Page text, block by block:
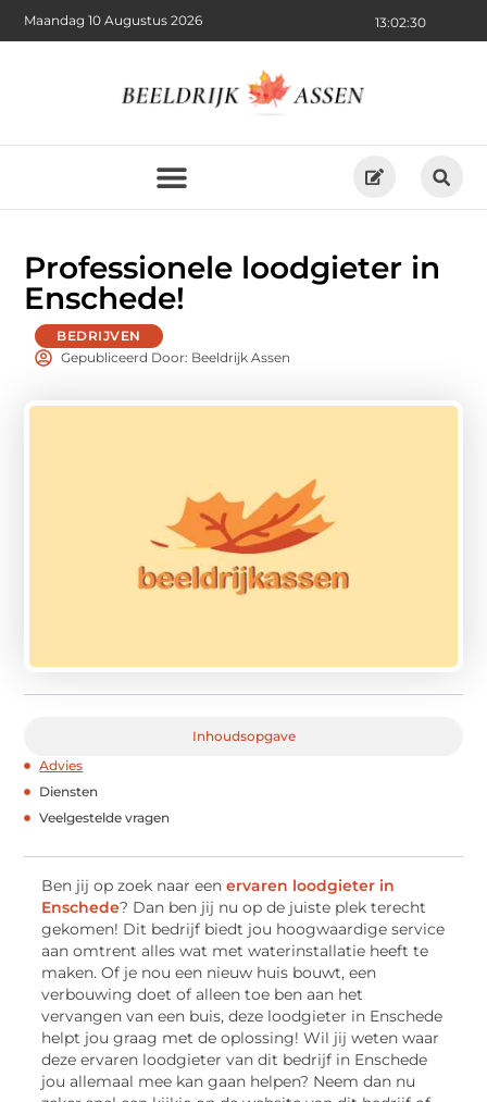
13:02:31
Maandag 10 Augustus 2026
Professionele loodgieter in
Enschede!
BEDRIJVEN
Gepubliceerd Door: Beeldrijk Assen
Inhoudsopgave
Advies
Diensten
Veelgestelde vragen
Ben jij op zoek naar eenervaren loodgieter in
Enschede? Dan ben jij nu op de juiste plek terecht
gekomen! Dit bedrijf biedt jou hoogwaardige service
aan omtrent alles wat met waterinstallatie heeft te
maken. Of je nou een nieuw huis bouwt, een
verbouwing doet of alleen toe ben aan het
vervangen van een buis, deze loodgieter in Enschede
helpt jou graag met de oplossing! Wil jij weten waar
deze ervaren loodgieter van dit bedrijf in Enschede
jou allemaal mee kan gaan helpen? Neem dan nu